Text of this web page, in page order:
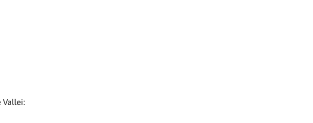
Vallei: